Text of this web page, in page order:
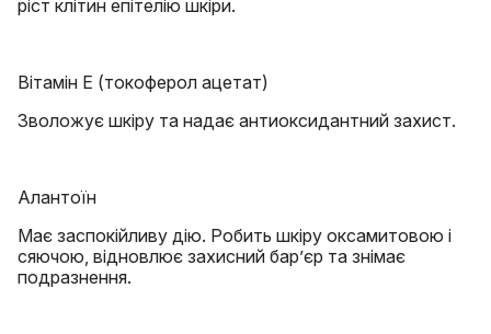
ріст клітин епітелію шкіри.
Вітамін Е (токоферол ацетат)
Зволожує шкіру та надає антиоксидантний захист.
Алантоїн
Має заспокійливу дію. Робить шкіру оксамитовою і
сяючою, відновлює захисний бар’єр та знімає
подразнення.